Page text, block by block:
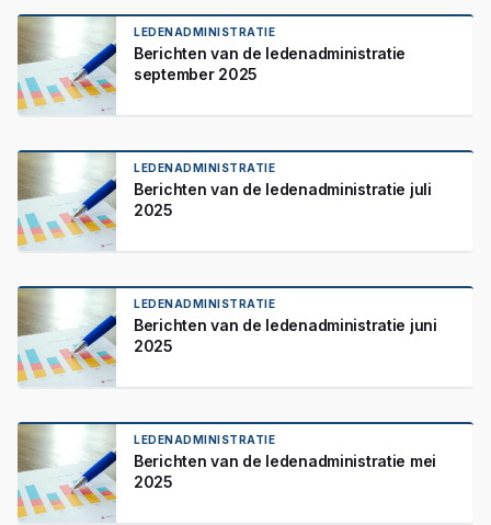
LEDENADMINISTRATIE
Berichten van de ledenadministratie
september 2025
LEDENADMINISTRATIE
Berichten van de ledenadministratie juli
2025
LEDENADMINISTRATIE
Berichten van de ledenadministratie juni
2025
LEDENADMINISTRATIE
Berichten van de ledenadministratie mei
2025